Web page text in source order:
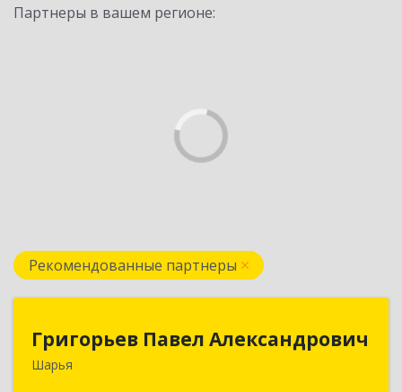
Партнеры в вашем регионе:
Рекомендованные партнеры
Григорьев Павел Александрович
Шарья157505, Костромская область, город Шарья,